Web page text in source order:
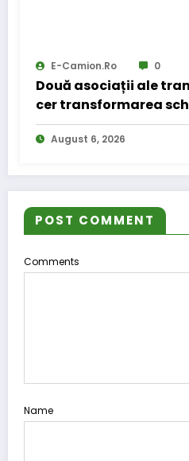
E-Camion.ro 0
Două asociații ale
cer transformarea
compensare a
permanent
August 6, 2026
POST COMMENT
Comments
Name